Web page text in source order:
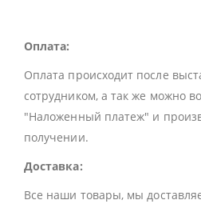
Оплата:
Оплата происходит после
сотрудником, а так же можно
"Наложенный платеж" и
получении.
Доставка:
Все наши товары, мы